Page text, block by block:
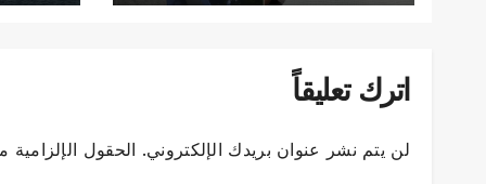
اترك تعليقاً
لن يتم نشر عنوان بريدك الإلكتروني. الحقول الإلزامية